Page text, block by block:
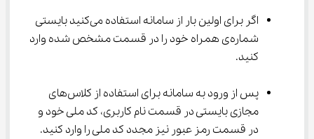
اگر برای اولین بار از سامانه استفاده می‌کنید بایستی
شماره‌ی همراه خود را در قسمت مشخص شده وارد
کنید.
پس از ورود به سامانه برای استفاده از کلاس‌های
مجازی بایستی در قسمت نام کاربری، کد ملی خود و
در قسمت رمز عبور نیز مجدد کد ملی را وارد کنید.